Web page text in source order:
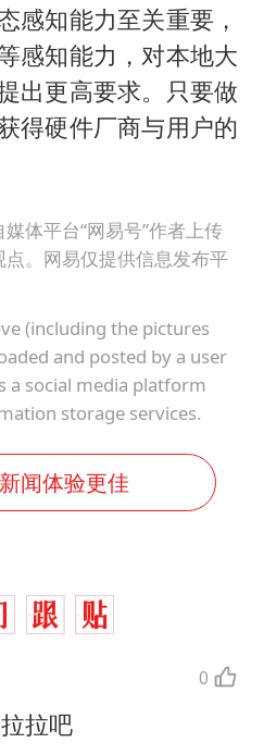
感知能力至关重要，
感知能力，对本地大
出更高要求。只要做
得硬件厂商与用户的
体平台“网易号”作者上传
。网易仅提供信息发布平
(including the pictures
and posted by a user
a social media platform
storage services.
闻体验更佳
0
拉吧